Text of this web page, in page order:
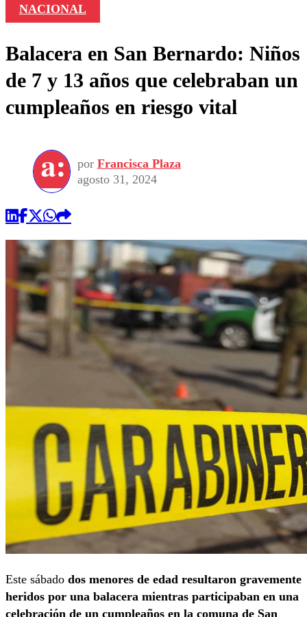
NACIONAL
Balacera en San Bernardo: Niños
de 7 y 13 años que celebraban un
cumpleaños en riesgo vital
por Francisca Plaza
agosto 31, 2024
Este sábado dos menores de edad resultaron gravemente
heridos por una balacera mientras participaban en una
celebración de un cumpleaños en la comuna de San